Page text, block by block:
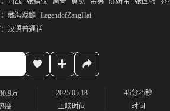
藏海戏麟 LegendofZangHai
汉语普通话
万
度
2025.05.18
上映时间
45分25秒
时间